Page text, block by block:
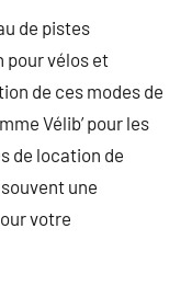
de pistes
pour vélos et
de ces modes de
Vélib’ pour les
de location de
une
votre